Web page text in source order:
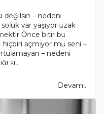
değilsin – nedeni
var yaşıyor uzak
Önce bitir bu
hiçbiri açmıyor mu seni –
– nedeni
şi..
Devamı..